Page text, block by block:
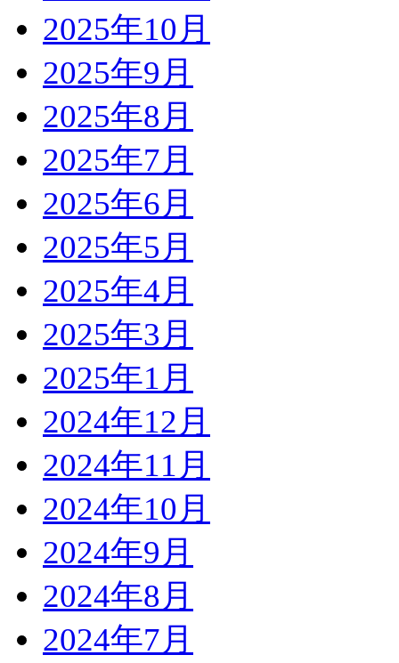
2025年10月
2025年9月
2025年8月
2025年7月
2025年6月
2025年5月
2025年4月
2025年3月
2025年1月
2024年12月
2024年11月
2024年10月
2024年9月
2024年8月
2024年7月